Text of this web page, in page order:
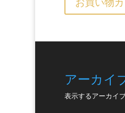
お買い物
アーカイ
表示するアーカイ